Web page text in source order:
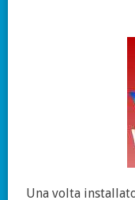
Una volta